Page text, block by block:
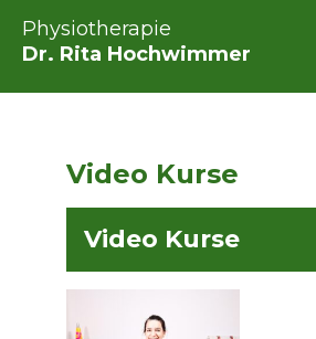
Physiotherapie
Dr. Rita Hochwimmer
Video Kurse
Video Kurse